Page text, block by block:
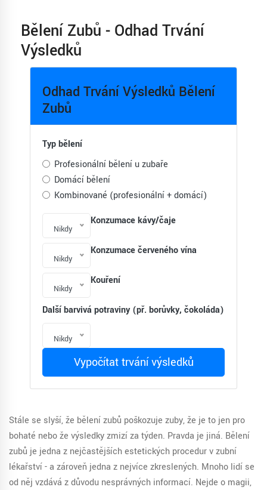
Bělení Zubů - Odhad Trvání
Výsledků
Odhad Trvání Výsledků Bělení
Zubů
Typ bělení
Profesionální bělení u zubaře
Domácí bělení
Kombinované (profesionální + domácí)
Konzumace kávy/čaje
Nikdy
Konzumace červeného vína
Nikdy
Kouření
Nikdy
Další barvivá potraviny (př. borůvky, čokoláda)
Nikdy
Vypočítat trvání výsledků
Stále se slyší, že bělení zubů poškozuje zuby, že je to jen pro
bohaté nebo že výsledky zmizí za týden. Pravda je jiná. Bělení
zubů je jedna z nejčastějších estetických procedur v zubní
lékařství - a zároveň jedna z nejvíce zkreslených. Mnoho lidí se
od něj vzdává z důvodu nesprávných informací. Nejde o magii,